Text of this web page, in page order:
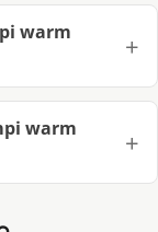
warm
warm